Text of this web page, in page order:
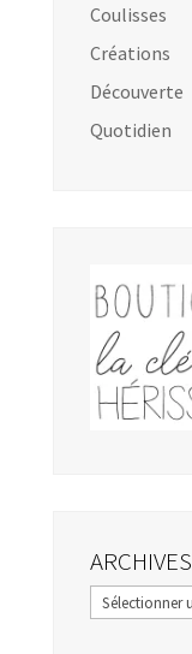
Coulisses
Créations
Découverte
Quotidien
ARCHIVES
Archives